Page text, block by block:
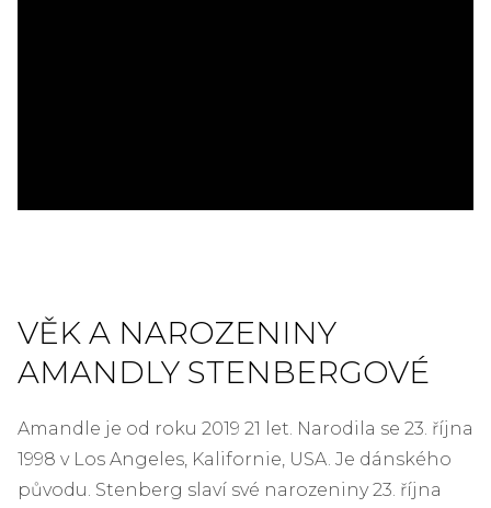
VĚK A NAROZENINY
AMANDLY STENBERGOVÉ
Amandle je od roku 2019 21 let. Narodila se 23. října
1998 v Los Angeles, Kalifornie, USA. Je dánského
původu. Stenberg slaví své narozeniny 23. října